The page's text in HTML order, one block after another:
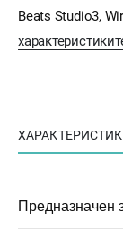
Beats Studio3,
Предназначен